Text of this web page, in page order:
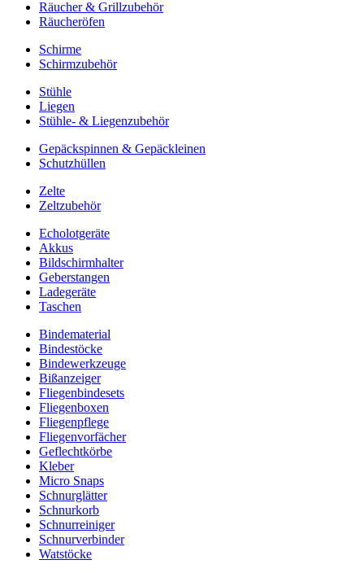
Räucher & Grillzubehör
Räucheröfen
Schirme
Schirmzubehör
Stühle
Liegen
Stühle- & Liegenzubehör
Gepäckspinnen & Gepäckleinen
Schutzhüllen
Zelte
Zeltzubehör
Echolotgeräte
Akkus
Bildschirmhalter
Geberstangen
Ladegeräte
Taschen
Bindematerial
Bindestöcke
Bindewerkzeuge
Bißanzeiger
Fliegenbindesets
Fliegenboxen
Fliegenpflege
Fliegenvorfächer
Geflechtkörbe
Kleber
Micro Snaps
Schnurglätter
Schnurkorb
Schnurreiniger
Schnurverbinder
Watstöcke